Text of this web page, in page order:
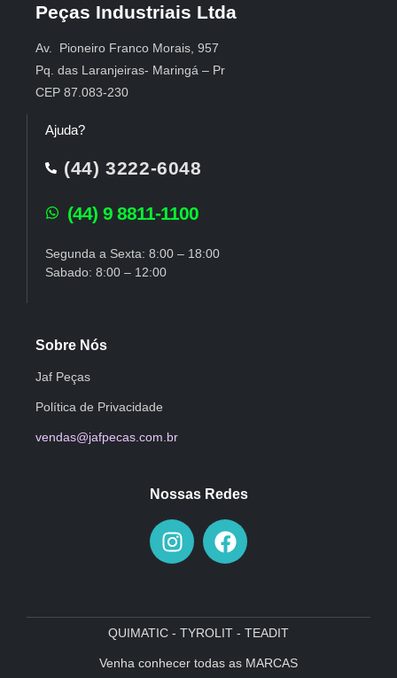
Peças Industriais Ltda
Av. Pioneiro Franco Morais, 957
Pq. das Laranjeiras- Maringá – Pr
CEP 87.083-230
Ajuda?
(44) 3222-6048
(44) 9 8811-1100
Segunda a Sexta: 8:00 – 18:00
Sabado: 8:00 – 12:00
Sobre Nós
Jaf Peças
Política de Privacidade
vendas@jafpecas.com.br
Nossas Redes
QUIMATIC - TYROLIT - TEADIT
Venha conhecer todas as MARCAS